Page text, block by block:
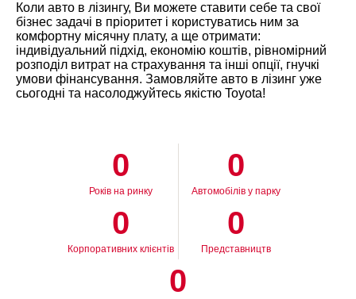
Коли авто в лізингу, Ви можете ставити себе та свої
бізнес задачі в пріоритет і користуватись ним за
комфортну місячну плату, а ще отримати:
індивідуальний підхід, економію коштів, рівномірний
розподіл витрат на страхування та інші опції, гнучкі
умови фінансування. Замовляйте авто в лізинг уже
сьогодні та насолоджуйтесь якістю Toyota!
0
Років на ринку
0
Автомобілів у парку
0
Корпоративних клієнтів
0
Представництв
0